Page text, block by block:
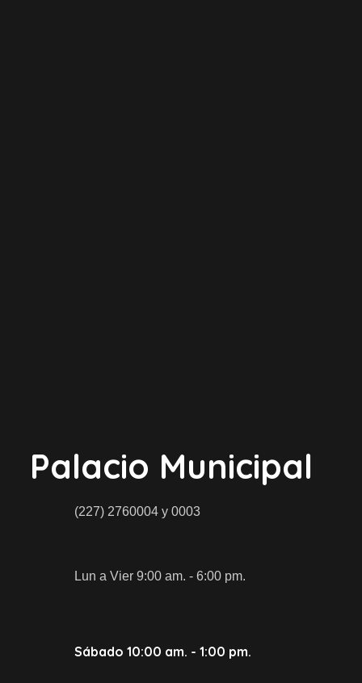
Palacio Municipal
(227) 2760004 y 0003
Lun a Vier 9:00 am. - 6:00 pm.
Sábado 10:00 am. - 1:00 pm.